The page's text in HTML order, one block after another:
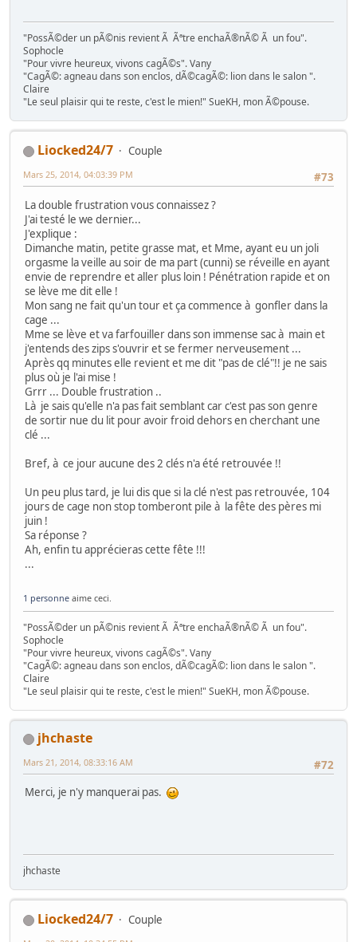
"PossÃ©der un pÃ©nis revient Ã Ãªtre enchaÃ®nÃ© Ã un fou".
Sophocle
"Pour vivre heureux, vivons cagÃ©s". Vany
"CagÃ©: agneau dans son enclos, dÃ©cagÃ©: lion dans le salon ".
Claire
"Le seul plaisir qui te reste, c'est le mien!" SueKH, mon Ã©pouse.
Liocked24/7
Couple
#73
Mars 25, 2014, 04:03:39 PM
La double frustration vous connaissez ?
J'ai testé le we dernier...
J'explique :
Dimanche matin, petite grasse mat, et Mme, ayant eu un joli
orgasme la veille au soir de ma part (cunni) se réveille en ayant
envie de reprendre et aller plus loin ! Pénétration rapide et on
se lève me dit elle !
Mon sang ne fait qu'un tour et ça commence à gonfler dans la
cage ...
Mme se lève et va farfouiller dans son immense sac à main et
j'entends des zips s'ouvrir et se fermer nerveusement ...
Après qq minutes elle revient et me dit "pas de clé"!! je ne sais
plus où je l'ai mise !
Grrr ... Double frustration ..
Là je sais qu'elle n'a pas fait semblant car c'est pas son genre
de sortir nue du lit pour avoir froid dehors en cherchant une
clé ...
Bref, à ce jour aucune des 2 clés n'a été retrouvée !!
Un peu plus tard, je lui dis que si la clé n'est pas retrouvée, 104
jours de cage non stop tomberont pile à la fête des pères mi
juin !
Sa réponse ?
Ah, enfin tu apprécieras cette fête !!!
...
1 personne aime ceci.
"PossÃ©der un pÃ©nis revient Ã Ãªtre enchaÃ®nÃ© Ã un fou".
Sophocle
"Pour vivre heureux, vivons cagÃ©s". Vany
"CagÃ©: agneau dans son enclos, dÃ©cagÃ©: lion dans le salon ".
Claire
"Le seul plaisir qui te reste, c'est le mien!" SueKH, mon Ã©pouse.
jhchaste
#72
Mars 21, 2014, 08:33:16 AM
Merci, je n'y manquerai pas.
jhchaste
Liocked24/7
Couple